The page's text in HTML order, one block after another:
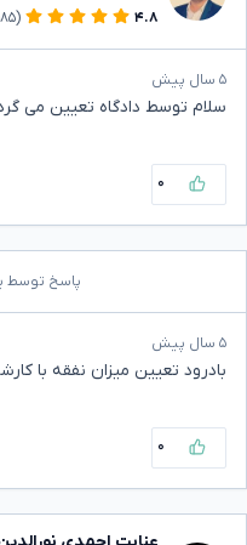
۴.۸
(۵۸۵)
۵ سال پیش
سلام توسط دادگاه تعیین می
۰
پاسخ توسط
۵ سال پیش
بادرود تعیین میزان نفقه با
۰